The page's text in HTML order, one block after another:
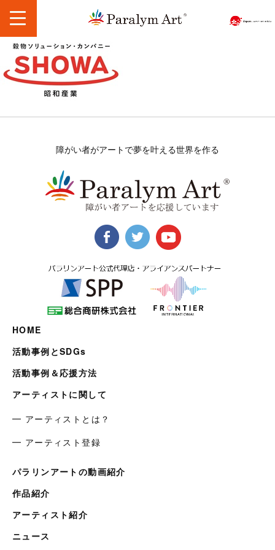
障がい者がアートで夢を叶える世界を作る
HOME
活動事例とSDGs
活動事例＆応援方法
アーティストに関して
━ アーティストとは？
━ アーティスト登録
パラリンアートの動画紹介
作品紹介
アーティスト紹介
ニュース